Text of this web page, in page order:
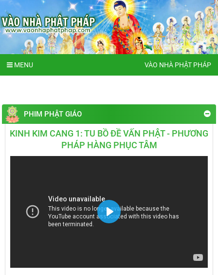
MENU VÀO NHÀ PHẬT PHÁP
PHIM PHẬT GIÁO
KINH KIM CANG 1: TU BỒ ĐỀ VẤN PHẬT - PHƯƠNG
PHÁP HÀNG PHỤC TÂM
Play